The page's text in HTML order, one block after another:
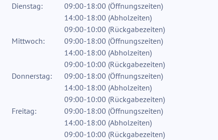
Dienstag:
09:00-18:00 (Öffnungszeiten)
14:00-18:00 (Abholzeiten)
09:00-10:00 (Rückgabezeiten)
Mittwoch:
09:00-18:00 (Öffnungszeiten)
14:00-18:00 (Abholzeiten)
09:00-10:00 (Rückgabezeiten)
Donnerstag:
09:00-18:00 (Öffnungszeiten)
14:00-18:00 (Abholzeiten)
09:00-10:00 (Rückgabezeiten)
Freitag:
09:00-18:00 (Öffnungszeiten)
14:00-18:00 (Abholzeiten)
09:00-10:00 (Rückgabezeiten)